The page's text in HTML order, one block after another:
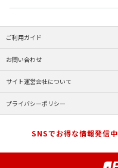
ご利用ガイド
お問い合わせ
サイト運営会社について
プライバシーポリシー
SNSでお得な情報発信中